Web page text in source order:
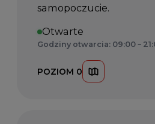
samopoczucie.
Otwarte
Godziny otwarcia: 09:00 –
POZIOM 0